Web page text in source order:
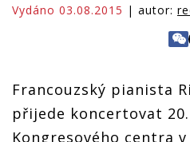
Vydáno 03.08.2015 | autor:
Francouzský pianista
přijede koncertovat
Kongresového centra